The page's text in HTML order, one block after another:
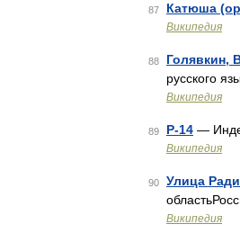
87 Катюша
Википедия
88 Голявкин,
русского
Википедия
89 Р-14 —
Википедия
90 Улица
Википедия